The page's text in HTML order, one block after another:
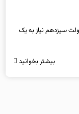
سیزدهم نیاز به یک
بیشتر بخوانید